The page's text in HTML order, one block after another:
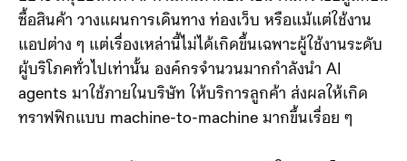
อย่าง มนุษย์ได้ให้ AI ทำแทนมากขึ้น เช่น ค้นคว้าข้อมูลก่อน
ซื้อสินค้า วางแผนการเดินทาง ท่องเว็บ หรือแม้แต่ใช้งาน
แอปต่าง ๆ แต่เรื่องเหล่านี้ไม่ได้เกิดขึ้นเฉพาะผู้ใช้งานระดับ
ผู้บริโภคทั่วไปเท่านั้น องค์กรจำนวนมากกำลังนำ AI
agents มาใช้ภายในบริษัท ให้บริการลูกค้า ส่งผลให้เกิด